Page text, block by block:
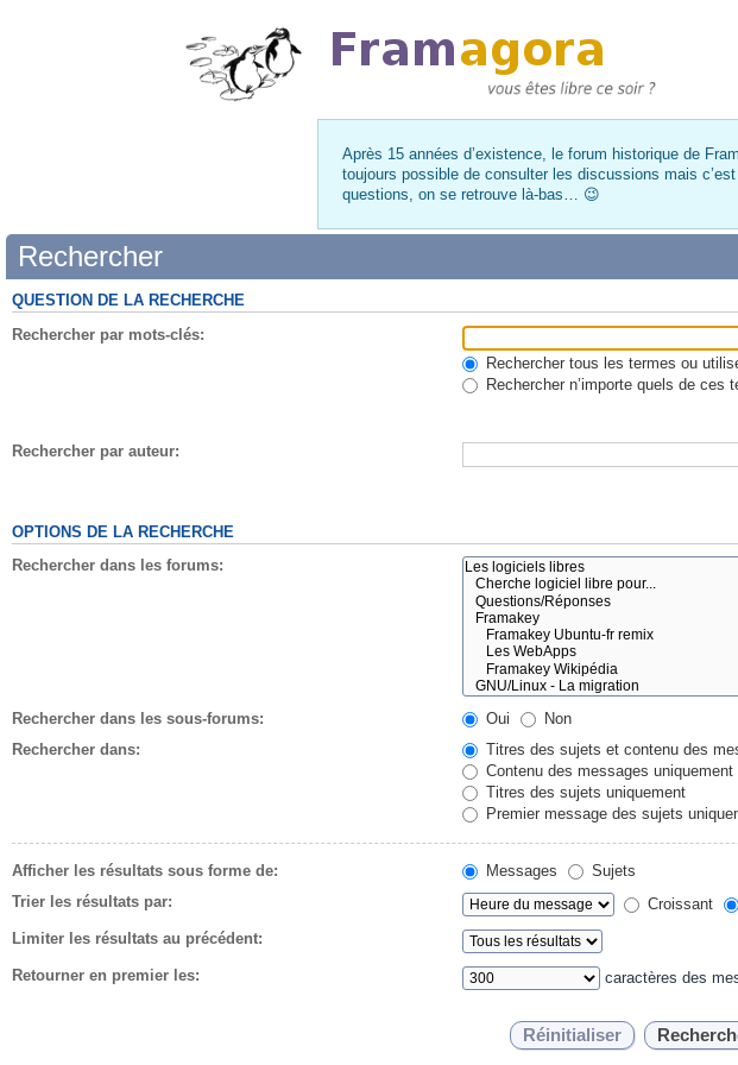
Après 15 années d’existence, le forum historique de
toujours possible de consulter les discussions mais
questions, on se retrouve là-bas… 😉
Rechercher
QUESTION DE LA RECHERCHE
Rechercher par mots-clés:
Rechercher tous les termes ou
Rechercher n’importe quels de ces
Rechercher par auteur:
OPTIONS DE LA RECHERCHE
Rechercher dans les forums:
Rechercher dans les sous-forums: Oui
Non
Rechercher dans:
Titres des sujets et contenu des
Contenu des messages uniquement
Titres des sujets uniquement
Premier message des sujets
Afficher les résultats sous forme de: Messages
Sujets
Trier les résultats par:
Croissant
Limiter les résultats au précédent:
Retourner en premier les: caractères des